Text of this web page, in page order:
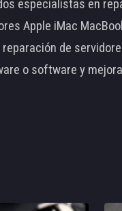
especialistas en
iMac MacBook,
reparación de
o software y